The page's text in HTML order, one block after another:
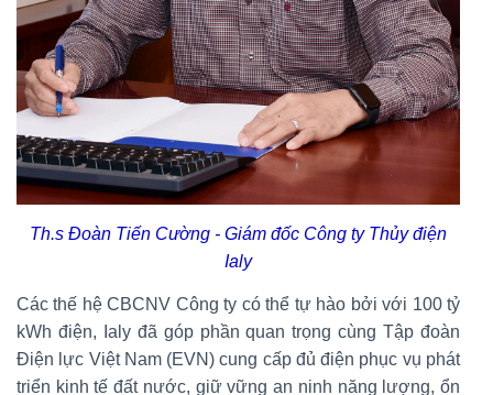
Th.s Đoàn Tiến Cường - Giám đốc Công ty Thủy điện
Ialy
Các thế hệ CBCNV Công ty có thể tự hào bởi với 100 tỷ
kWh điện, Ialy đã góp phần quan trọng cùng Tập đoàn
Điện lực Việt Nam (EVN) cung cấp đủ điện phục vụ phát
triển kinh tế đất nước, giữ vững an ninh năng lượng, ổn